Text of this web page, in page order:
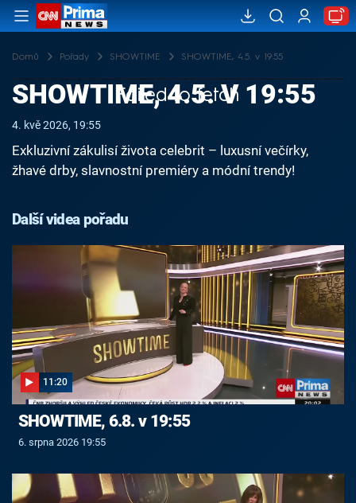
Domů Pořady SHOWTIME SHOWTIME, 4.5. v 19:55
Failed to fetch
SHOWTIME, 4.5. V 19:55
4. kvě 2026, 19:55
Exkluzivní zákulisí života celebrit – luxusní večírky,
žhavé drby, slavnostní premiéry a módní trendy!
Další videa pořadu
11:20
SHOWTIME, 6.8. v 19:55
6. srpna 2026 19:55